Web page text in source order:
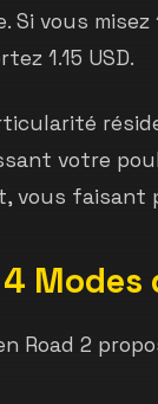
Si vous
1.15 USD.
votre
vous faisant
4
Road 2